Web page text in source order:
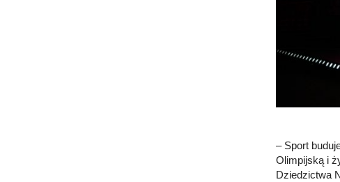
– Sport
Olimpijską i
Dziedzictwa